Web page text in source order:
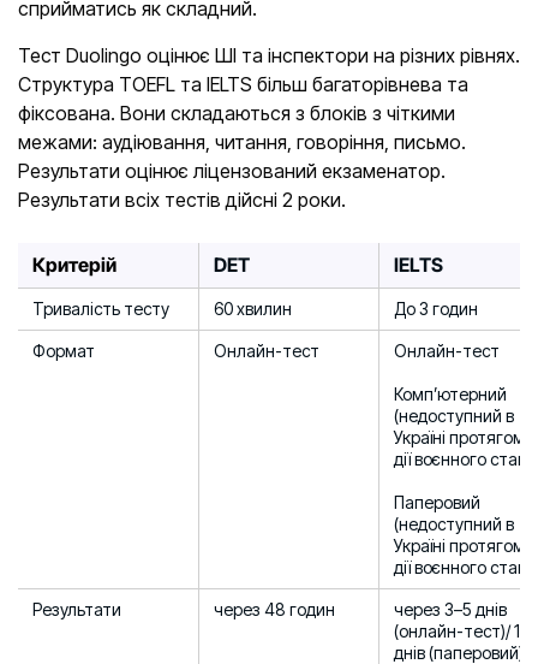
сприйматись як складний.
Тест Duolingo оцінює ШІ та інспектори на різних рівнях.
Структура TOEFL та IELTS більш багаторівнева та
фіксована. Вони складаються з блоків з чіткими
межами: аудіювання, читання, говоріння, письмо.
Результати оцінює ліцензований екзаменатор.
Результати всіх тестів дійсні 2 роки.
Критерій DET IELTS
Тривалість тесту 60 хвилин До 3 годин
Формат Онлайн-тест Онлайн-тест
Комп’ютерний
(недоступний в
Україні протягом
дії воєнного
Паперовий
(недоступний в
Україні протягом
дії воєнного
Результати через 48 годин
через 3–5 днів
(онлайн-тест)/ 13
днів (паперовий)